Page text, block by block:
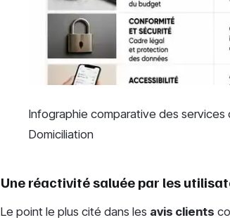
Infographie comparative des services
Domiciliation
Une réactivité saluée par les
Le point le plus cité dans les avis clients